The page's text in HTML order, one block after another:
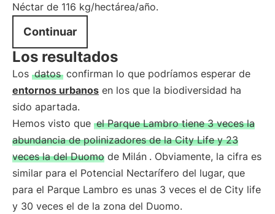
Néctar de 116 kg/hectárea/año.
Continuar
Los resultados
Los datos confirman lo que podríamos esperar de
entornos urbanos en los que la biodiversidad ha
sido apartada.
Hemos visto que el Parque Lambro tiene 3 veces la
abundancia de polinizadores de la City Life y 23
veces la del Duomo de Milán . Obviamente, la cifra es
similar para el Potencial Nectarífero del lugar, que
para el Parque Lambro es unas 3 veces el de City life
y 30 veces el de la zona del Duomo.